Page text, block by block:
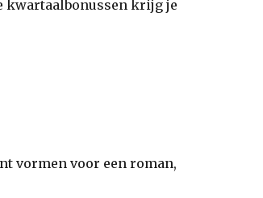
kwartaalbonussen krijg je
vormen voor een roman,